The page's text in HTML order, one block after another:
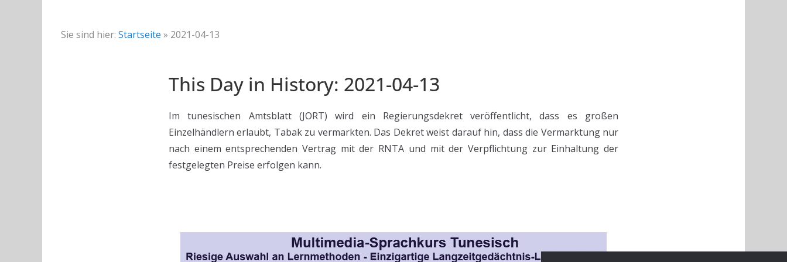
Sie sind hier: Startseite » 2021-04-13
This Day in History: 2021-04-13
Im tunesischen Amtsblatt (JORT) wird ein Regierungsdekret veröffentlicht, dass es großen
Einzelhändlern erlaubt, Tabak zu vermarkten. Das Dekret weist darauf hin, dass die Vermarktung nur
nach einem entsprechenden Vertrag mit der RNTA und mit der Verpflichtung zur Einhaltung der
festgelegten Preise erfolgen kann.